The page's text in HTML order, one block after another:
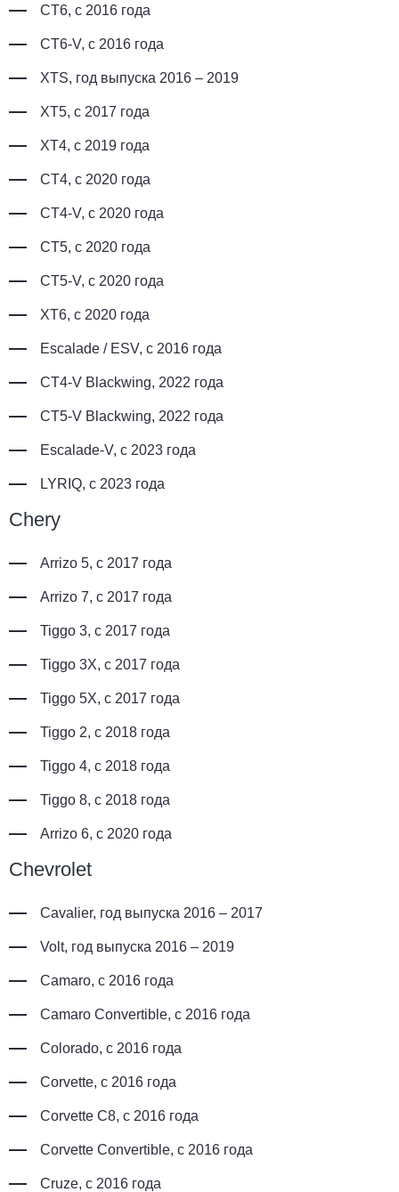
CT6, с 2016 года
CT6-V, с 2016 года
XTS, год выпуска 2016 – 2019
XT5, с 2017 года
XT4, с 2019 года
CT4, с 2020 года
CT4-V, с 2020 года
CT5, с 2020 года
CT5-V, с 2020 года
XT6, с 2020 года
Escalade / ESV, с 2016 года
CT4-V Blackwing, 2022 года
CT5-V Blackwing, 2022 года
Escalade-V, с 2023 года
LYRIQ, с 2023 года
Chery
Arrizo 5, с 2017 года
Arrizo 7, с 2017 года
Tiggo 3, с 2017 года
Tiggo 3X, с 2017 года
Tiggo 5X, с 2017 года
Tiggo 2, с 2018 года
Tiggo 4, с 2018 года
Tiggo 8, с 2018 года
Arrizo 6, с 2020 года
Chevrolet
Cavalier, год выпуска 2016 – 2017
Volt, год выпуска 2016 – 2019
Camaro, с 2016 года
Camaro Convertible, с 2016 года
Colorado, с 2016 года
Corvette, с 2016 года
Corvette C8, с 2016 года
Corvette Convertible, с 2016 года
Cruze, с 2016 года